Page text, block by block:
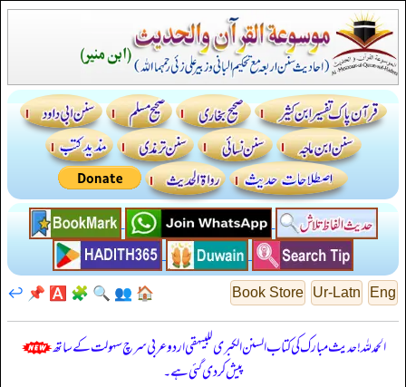
Eng
Ur-Latn
Book Store
🏠
👥
🔍
🧩
🅰️
📌
↩️
الحمدللہ! حدیث مبارک کی کتاب السنن الكبرى للبيهقي اردو عربی سرچ سہولت کے ساتھ
پیش کر دی گئی ہے۔